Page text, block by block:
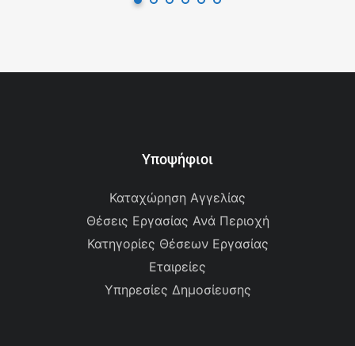
Υποψήφιοι
Καταχώρηση Αγγελίας
Θέσεις Εργασίας Ανά Περιοχή
Κατηγορίες Θέσεων Εργασίας
Εταιρείες
Υπηρεσίες Δημοσίευσης